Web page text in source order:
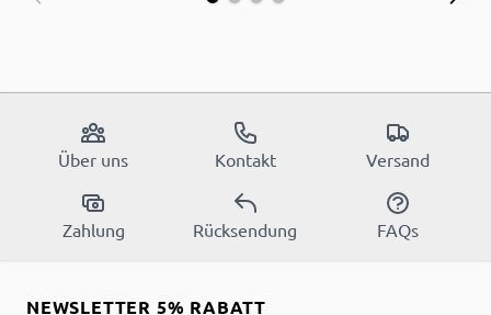
Über uns Kontakt Versand
Zahlung Rücksendung FAQs
NEWSLETTER 5% RABATT